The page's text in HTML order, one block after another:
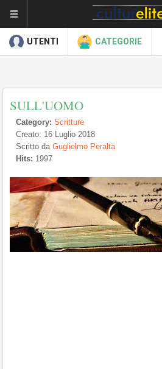
UTENTI CATEGORIE
SULL'UOMO
Category: Scritture
Creato: 16 Luglio 2018
Scritto da Guglielmo Peralta
Hits: 1997